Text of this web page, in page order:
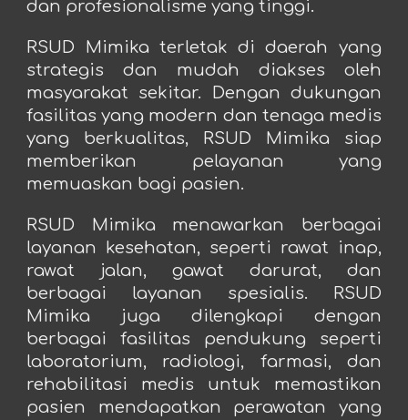
dan profesionalisme yang tinggi.
RSUD Mimika terletak di daerah yang
strategis dan mudah diakses oleh
masyarakat sekitar. Dengan dukungan
fasilitas yang modern dan tenaga medis
yang berkualitas, RSUD Mimika siap
memberikan pelayanan yang
memuaskan bagi pasien.
RSUD Mimika menawarkan berbagai
layanan kesehatan, seperti rawat inap,
rawat jalan, gawat darurat, dan
berbagai layanan spesialis. RSUD
Mimika juga dilengkapi dengan
berbagai fasilitas pendukung seperti
laboratorium, radiologi, farmasi, dan
rehabilitasi medis untuk memastikan
pasien mendapatkan perawatan yang